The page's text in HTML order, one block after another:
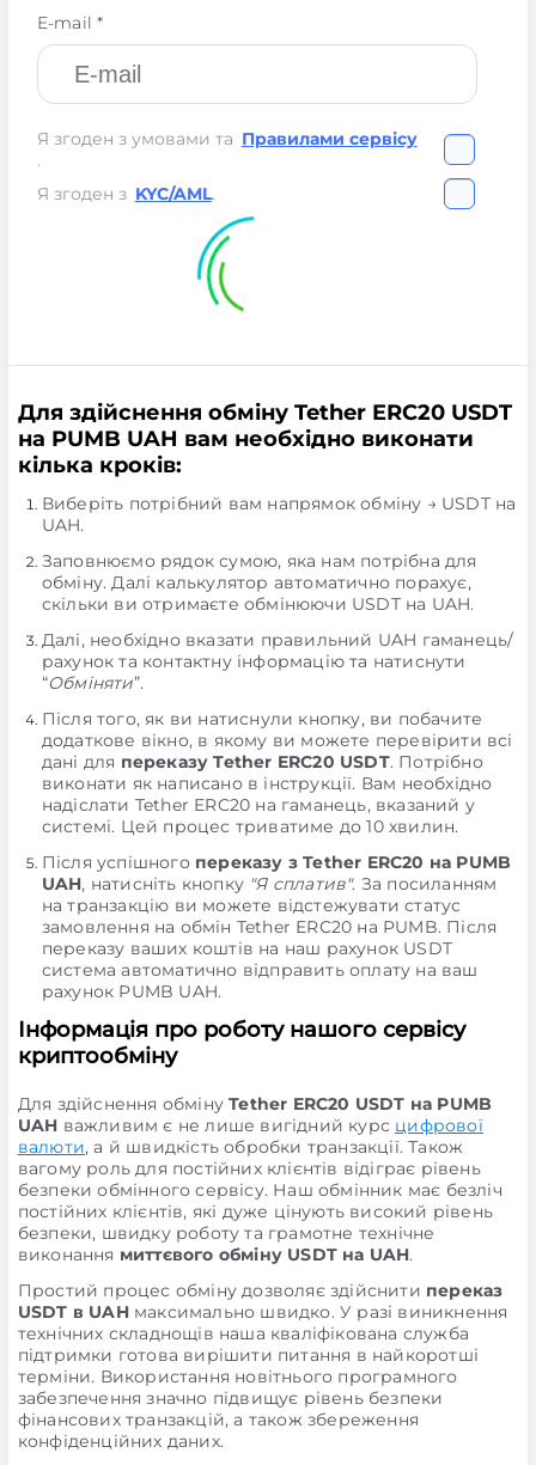
E-mail *
Я згоден з умовами та Правилами сервісу
.
Я згоден з KYC/AML.
Для здійснення обміну Tether ERC20 USDT
на PUMB UAH вам необхідно виконати
кілька кроків:
Виберіть потрібний вам напрямок обміну → USDT на
UAH.
Заповнюємо рядок сумою, яка нам потрібна для
обміну. Далі калькулятор автоматично порахує,
скільки ви отримаєте обмінюючи USDT на UAH.
Далі, необхідно вказати правильний UAH гаманець/
рахунок та контактну інформацію та натиснути
“Обміняти”.
Після того, як ви натиснули кнопку, ви побачите
додаткове вікно, в якому ви можете перевірити всі
дані для переказу Tether ERC20 USDT. Потрібно
виконати як написано в інструкції. Вам необхідно
надіслати Tether ERC20 на гаманець, вказаний у
системі. Цей процес триватиме до 10 хвилин.
Після успішного переказу з Tether ERC20 на PUMB
UAH, натисніть кнопку "Я сплатив". За посиланням
на транзакцію ви можете відстежувати статус
замовлення на обмін Tether ERC20 на PUMB. Після
переказу ваших коштів на наш рахунок USDT
система автоматично відправить оплату на ваш
рахунок PUMB UAH.
Інформація про роботу нашого сервісу
криптообміну
Для здійснення обмінуTether ERC20 USDT на PUMB
UAH важливим є не лише вигідний курс цифрової
валюти, а й швидкість обробки транзакції. Також
вагому роль для постійних клієнтів відіграє рівень
безпеки обмінного сервісу. Наш обмінник має безліч
постійних клієнтів, які дуже цінують високий рівень
безпеки, швидку роботу та грамотне технічне
виконання миттєвого обміну USDT на UAH.
Простий процес обміну дозволяє здійснити переказ
USDT в UAHмаксимально швидко. У разі виникнення
технічних складнощів наша кваліфікована служба
підтримки готова вирішити питання в найкоротші
терміни. Використання новітнього програмного
забезпечення значно підвищує рівень безпеки
фінансових транзакцій, а також збереження
конфіденційних даних.